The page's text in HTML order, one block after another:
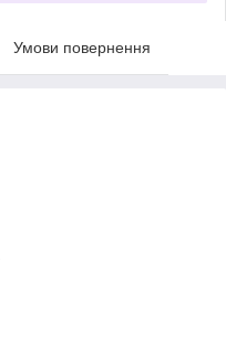
Умови повернення